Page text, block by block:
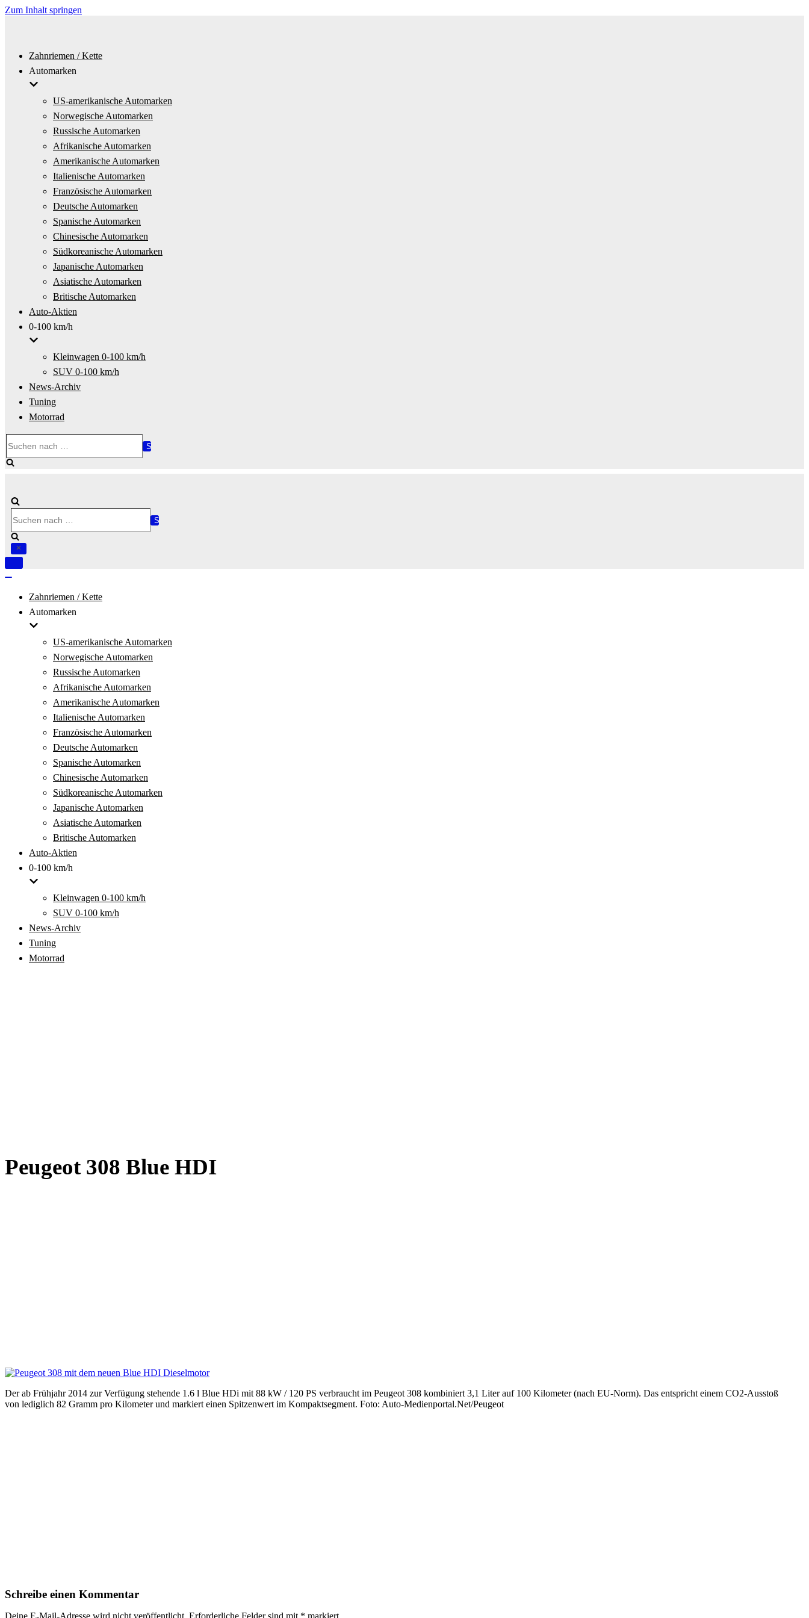
Zum Inhalt springen
Zahnriemen / Kette
Automarken
US-amerikanische Automarken
Norwegische Automarken
Russische Automarken
Afrikanische Automarken
Amerikanische Automarken
Italienische Automarken
Französische Automarken
Deutsche Automarken
Spanische Automarken
Chinesische Automarken
Südkoreanische Automarken
Japanische Automarken
Asiatische Automarken
Britische Automarken
Auto-Aktien
0-100 km/h
Kleinwagen 0-100 km/h
SUV 0-100 km/h
News-Archiv
Tuning
Motorrad
nach …
nach …
Navigation
Zahnriemen / Kette
Automarken
US-amerikanische Automarken
Norwegische Automarken
Russische Automarken
Afrikanische Automarken
Amerikanische Automarken
Italienische Automarken
Französische Automarken
Deutsche Automarken
Spanische Automarken
Chinesische Automarken
Südkoreanische Automarken
Japanische Automarken
Asiatische Automarken
Britische Automarken
Auto-Aktien
0-100 km/h
Kleinwagen 0-100 km/h
SUV 0-100 km/h
News-Archiv
Tuning
Motorrad
Peugeot 308 Blue HDI
Der ab Frühjahr 2014 zur Verfügung stehende 1.6 l Blue HDi mit 88 kW / 120 PS verbraucht im Peugeot 308 kombiniert 3,1 Liter auf 100 Kilometer (nach EU-Norm). Das entspricht einem CO2-Ausstoß
von lediglich 82 Gramm pro Kilometer und markiert einen Spitzenwert im Kompaktsegment. Foto: Auto-Medienportal.Net/Peugeot
Schreibe einen Kommentar
Deine E-Mail-Adresse wird nicht veröffentlicht. Erforderliche Felder sind mit * markiert